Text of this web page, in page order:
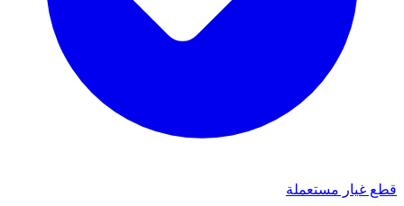
قطع غيار مستعملة